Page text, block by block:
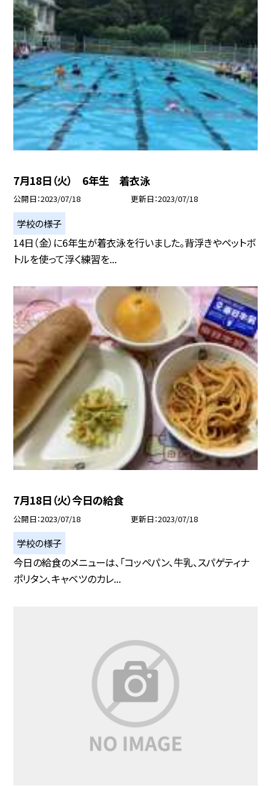
7月18日（火） 6年生 着衣泳
公開日 2023/07/18 更新日 2023/07/18
学校の様子
14日（金）に6年生が着衣泳を行いました。背浮きやペットボ
トルを使って浮く練習を...
7月18日（火）今日の給食
公開日 2023/07/18 更新日 2023/07/18
学校の様子
今日の給食のメニューは、「コッペパン、牛乳、スパゲティナ
ポリタン、キャベツのカレ...